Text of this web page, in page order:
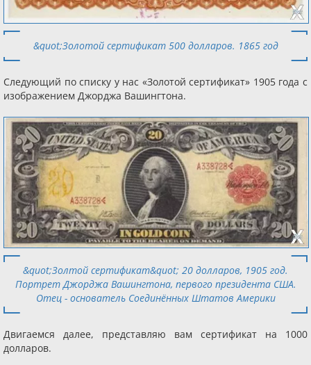
&quot;Золотой сертификат 500 долларов. 1865 год
Следующий по списку у нас «Золотой сертификат» 1905 года с
изображением Джорджа Вашингтона.
&quot;Золтой сертификат&quot; 20 долларов, 1905 год.
Портрет Джорджа Вашингтона, первого президента США.
Отец - основатель Соединённых Штатов Америки
Двигаемся далее, представляю вам сертификат на 1000
долларов.